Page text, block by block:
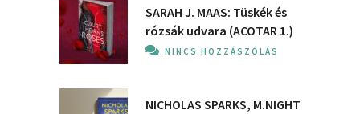
SARAH J. MAAS: Tüskék és
rózsák udvara (ACOTAR 1.)
NINCS HOZZÁSZÓLÁS
NICHOLAS SPARKS, M.NIGHT